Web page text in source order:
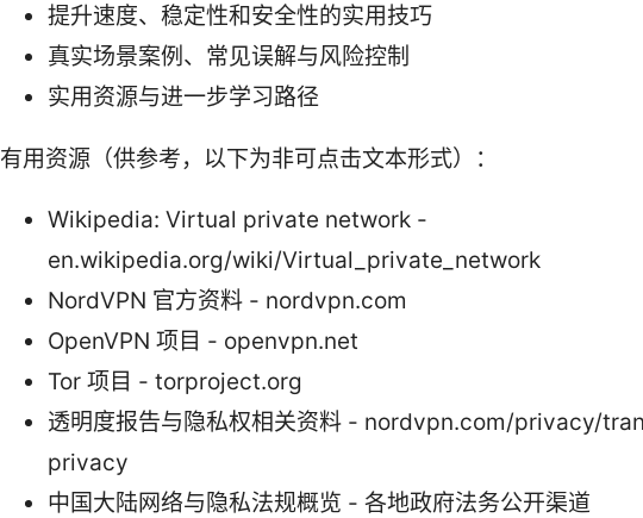
提升速度、稳定性和安全性的实用技巧
真实场景案例、常见误解与风险控制
实用资源与进一步学习路径
有用资源（供参考，以下为非可点击文本形式）：
Wikipedia: Virtual private network -
en.wikipedia.org/wiki/Virtual_private_network
NordVPN 官方资料 - nordvpn.com
OpenVPN 项目 - openvpn.net
Tor 项目 - torproject.org
透明度报告与隐私权相关资料 - nordvpn.com/privacy/
privacy
中国大陆网络与隐私法规概览 - 各地政府法务公开渠道